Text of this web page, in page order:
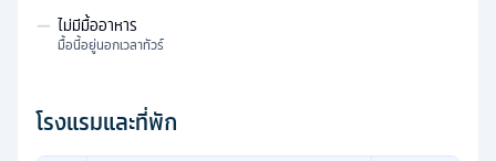
— ไม่มีมื้ออาหาร
มื้อนี้อยู่นอกเวลาทัวร์
โรงแรมและที่พัก